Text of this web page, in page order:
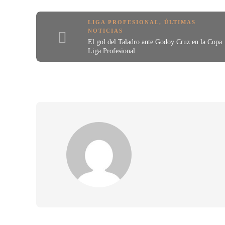
LIGA PROFESIONAL,ÚLTIMAS
NOTICIAS
El gol del Taladro ante Godoy Cruz en la Copa
Liga Profesional